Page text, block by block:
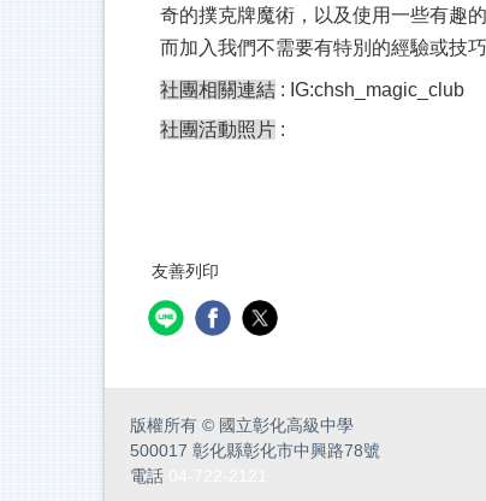
奇的撲克牌魔術，以及使用一些有趣
而加入我們不需要有特別的經驗或技
社團相關連結 : IG:chsh_magic_club
社團活動照片 :
友善列印
版權所有 © 國立彰化高級中學
500017 彰化縣彰化市中興路78號
電話